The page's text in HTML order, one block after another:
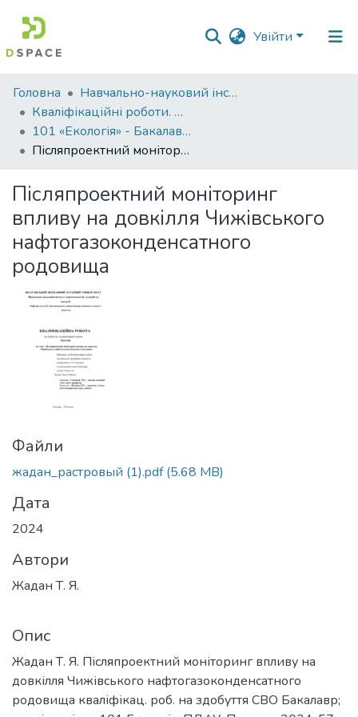
Увійти
Фонди
та
зібрання
Пошук за критеріями
Статистика
Головна
Навчально-науковий інститут агротехнологій, селекції та екології
Кваліфікаційні роботи. ННІ агротехнологій, селекції та екології
101 «Екологія» - Бакалаври 2023-2024
Післяпроектний моніторинг впливу на довкілля Чижівського нафтогазоконденсатного родовища
Післяпроектний моніторинг
впливу на довкілля Чижівського
нафтогазоконденсатного
родовища
Файли
жадан_растровый (1).pdf(5.68 MB)
Дата
2024
Автори
Жадан Т. Я.
Опис
Жадан Т. Я. Післяпроектний моніторинг впливу на
довкілля Чижівського нафтогазоконденсатного
родовища кваліфікац. роб. на здобуття СВО Бакалавр;